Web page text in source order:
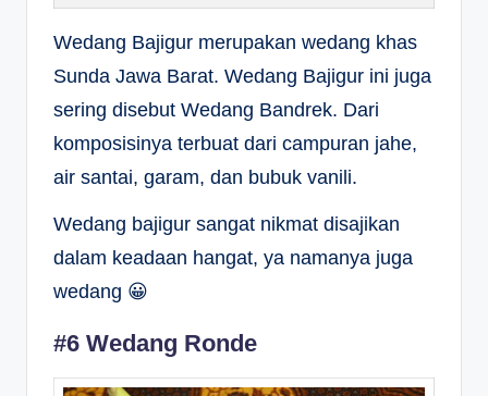
Wedang Bajigur merupakan wedang khas
Sunda Jawa Barat. Wedang Bajigur ini juga
sering disebut Wedang Bandrek. Dari
komposisinya terbuat dari campuran jahe,
air santai, garam, dan bubuk vanili.
Wedang bajigur sangat nikmat disajikan
dalam keadaan hangat, ya namanya juga
wedang 😀
#6 Wedang Ronde